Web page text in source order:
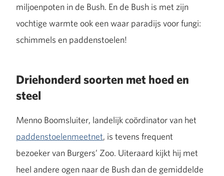
miljoenpoten in de Bush. En de Bush is met zijn
vochtige warmte ook een waar paradijs voor fungi:
schimmels en paddenstoelen!
Driehonderd soorten met hoed en
steel
Menno Boomsluiter, landelijk coördinator van het
paddenstoelenmeetnet, is tevens frequent
bezoeker van Burgers’ Zoo. Uiteraard kijkt hij met
heel andere ogen naar de Bush dan de gemiddelde